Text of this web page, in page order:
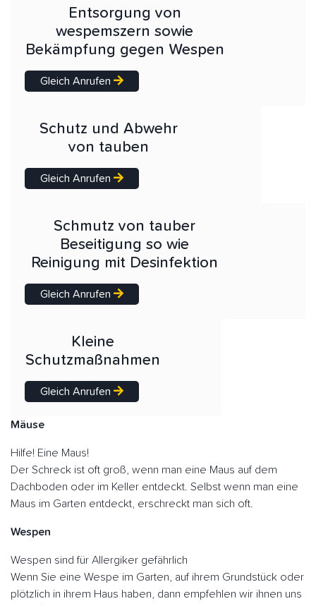
Entsorgung von
wespemszern sowie
Bekämpfung gegen Wespen
Gleich Anrufen
Schutz und Abwehr
von tauben
Gleich Anrufen
Schmutz von tauber
Beseitigung so wie
Reinigung mit Desinfektion
Gleich Anrufen
Kleine
Schutzmaßnahmen
Gleich Anrufen
Mäuse
Hilfe! Eine Maus!
Der Schreck ist oft groß, wenn man eine Maus auf dem
Dachboden oder im Keller entdeckt. Selbst wenn man eine
Maus im Garten entdeckt, erschreckt man sich oft.
Wespen
Wespen sind für Allergiker gefährlich
Wenn Sie eine Wespe im Garten, auf ihrem Grundstück oder
plötzlich in ihrem Haus haben, dann empfehlen wir ihnen uns